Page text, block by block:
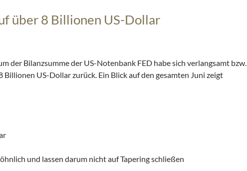
über 8 Billionen US-Dollar
der Bilanzsumme der US-Notenbank FED habe sich verlangsamt bzw.
US-Dollar zurück. Ein Blick auf den gesamten Juni zeigt
und lassen darum nicht auf Tapering schließen